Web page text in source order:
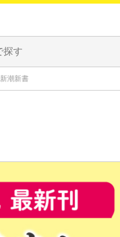
新潮新書